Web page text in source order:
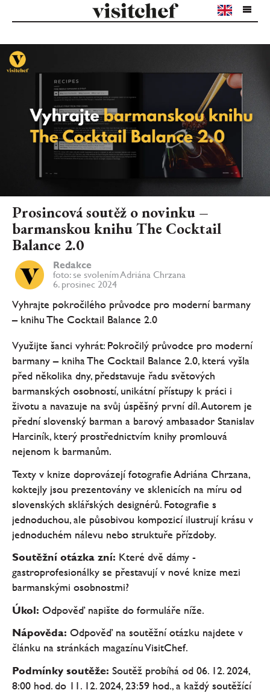
Prosincová soutěž o novinku –
barmanskou knihu The Cocktail
Balance 2.0
Redakce
foto: se svolením Adriána Chrzana
6. prosinec 2024
Vyhrajte pokročilého průvodce pro moderní barmany
– knihu The Cocktail Balance 2.0
Využijte šanci vyhrát: Pokročilý průvodce pro moderní
barmany – kniha The Cocktail Balance 2.0, která vyšla
před několika dny, představuje řadu světových
barmanských osobností, unikátní přístupy k práci i
životu a navazuje na svůj úspěšný první díl. Autorem je
přední slovenský barman a barový ambasador Stanislav
Harciník, který prostřednictvím knihy promlouvá
nejenom k barmanům.
Texty v knize doprovázejí fotografie Adriána Chrzana,
koktejly jsou prezentovány ve sklenicích na míru od
slovenských sklářských designérů. Fotografie s
jednoduchou, ale působivou kompozicí ilustrují krásu v
jednoduchém nálevu nebo struktuře přízdoby.
Soutěžní otázka zní: Které dvě dámy -
gastroprofesionálky se přestavují v nové knize mezi
barmanskými osobnostmi?
Úkol: Odpověď napište do formuláře níže.
Nápověda: Odpověď na soutěžní otázku najdete v
článku na stránkách magazínu VisitChef.
Podmínky soutěže: Soutěž probíhá od 06. 12. 2024,
8:00 hod. do 11. 12. 2024, 23:59 hod., a každý soutěžící